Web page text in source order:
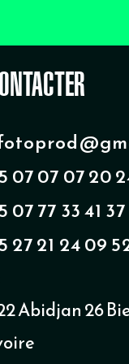
07 07 07 20
07 77 33 41 37
27 21 24 09
Abidjan 26